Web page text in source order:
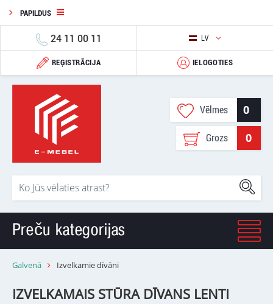
PAPILDUS
24 11 00 11 LV
REĢISTRĀCIJA IELOGOTIES
Vēlmes 0
Grozs 0
Preču kategorijas
Galvenā Izvelkamie dīvāni
IZVELKAMAIS STŪRA DĪVANS LENTI